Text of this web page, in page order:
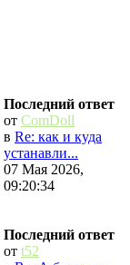
Последний ответ
от ComDoll
в Re: как и куда
устанавли...
07 Мая 2026,
09:20:34
Последний ответ
от t52